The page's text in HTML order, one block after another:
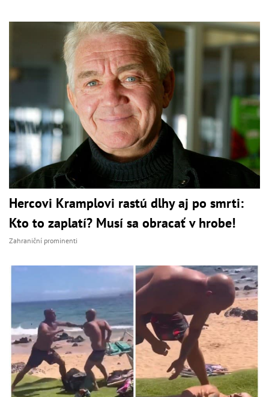
Hercovi Kramplovi rastú dlhy aj po smrti:
Kto to zaplatí? Musí sa obracať v hrobe!
Zahraniční prominenti